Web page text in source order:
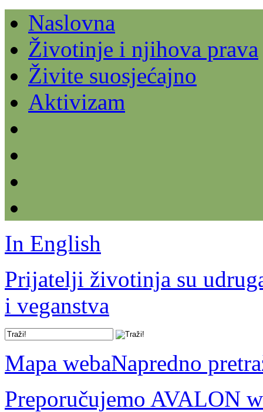
Naslovna
Životinje i njihova prava
Živite suosjećajno
Aktivizam
In English
Prijatelji životinja su
i veganstva
Mapa webaNapredno
Preporučujemo AVALON